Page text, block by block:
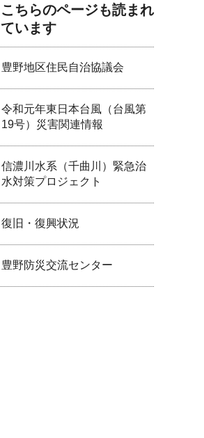
こちらのページも読まれ
ています
豊野地区住民自治協議会
令和元年東日本台風（台風第
19号）災害関連情報
信濃川水系（千曲川）緊急治
水対策プロジェクト
復旧・復興状況
豊野防災交流センター